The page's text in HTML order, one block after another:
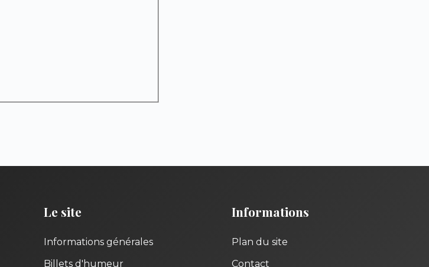
Le site
Informations générales
Billets d'humeur
Informations
Plan du site
Contact